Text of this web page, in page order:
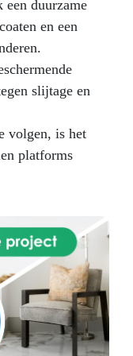
speciaal
aan staal,
en
drinkwater
loodgieterij
op alle
messing,
en gaten
uitgehard in 60
worden
geverfd
tot +150 °C
en
SteelStick
de
delen
een duurzame
en een
slijtage en
volgen, is het
platforms